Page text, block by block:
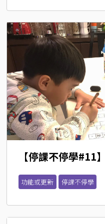
【停課不停學#11
功能或更新 停課不停學